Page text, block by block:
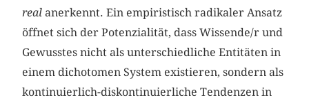
real anerkennt. Ein empiristisch radikaler Ansatz
öffnet sich der Potenzialität, dass Wissende/r und
Gewusstes nicht als unterschiedliche Entitäten in
einem dichotomen System existieren, sondern als
kontinuierlich-diskontinuierliche Tendenzen in